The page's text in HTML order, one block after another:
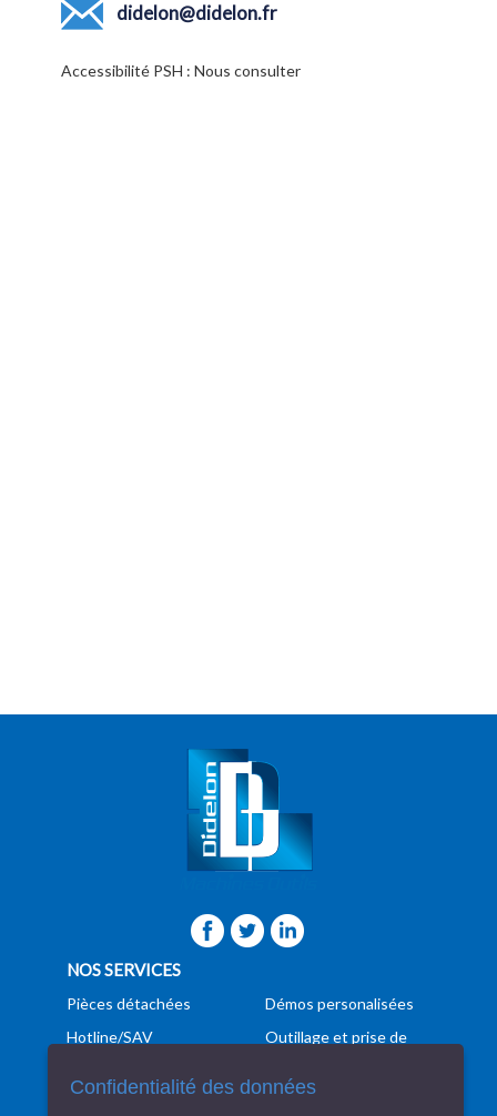
didelon@didelon.fr
Accessibilité PSH : Nous consulter
NOS SERVICES
Pièces détachées
Hotline/SAV
Démos personalisées
Outillage et prise de
Programmation
Confidentialité des données